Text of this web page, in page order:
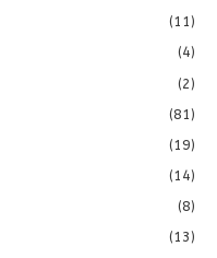
(11)
(4)
(2)
(81)
(19)
(14)
(8)
(13)